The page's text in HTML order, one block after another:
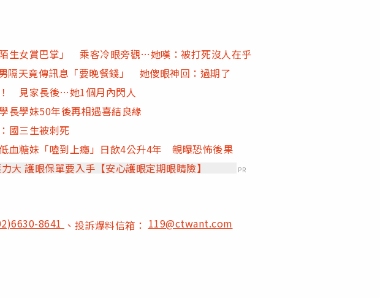
生女賞巴掌」 乘客冷眼旁觀…她嘆：被打死沒人在乎
隔天竟傳訊息「要晚餐錢」 她傻眼神回：過期了
見家長後…她1個月內閃人
學妹50年後再相遇喜結良緣
國三生被刺死
血糖妹「嗑到上癮」日飲4公升4年 親曝恐怖後果
大 護眼保單要入手【安心護眼定期眼睛險】
PR
8641 、投訴爆料信箱：119@ctwant.com